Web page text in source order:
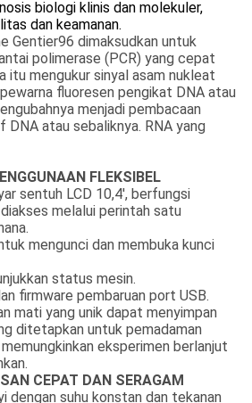
biologi klinis dan molekuler,
dan keamanan.
Gentier96 dimaksudkan untuk
polimerase (PCR) yang cepat
itu mengukur sinyal asam nukleat
fluoresen pengikat DNA atau
menjadi pembacaan
atau sebaliknya. RNA yang
FLEKSIBEL
sentuh LCD 10,4', berfungsi
melalui perintah satu
mengunci dan membuka kunci
status mesin.
firmware pembaruan port USB.
mati yang unik dapat menyimpan
ditetapkan untuk pemadaman
eksperimen berlanjut
CEPAT DAN SERAGAM
dengan suhu konstan dan tekanan